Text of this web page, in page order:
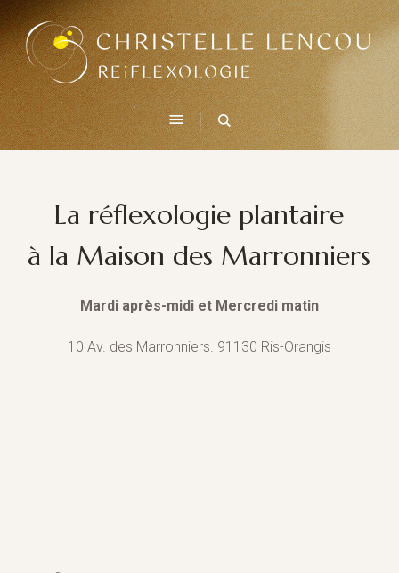
La réflexologie plantaire
à la Maison des Marronniers
Mardi après-midi et Mercredi matin
10 Av. des Marronniers. 91130 Ris-Orangis